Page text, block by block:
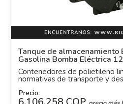
Tanque de almacenamiento
Gasolina Bomba Eléctrica
Contenedores de polietileno
normativas de transporte y
Precio: